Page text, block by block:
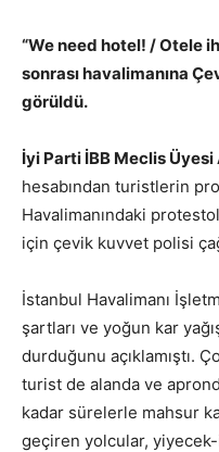
“We need hotel! / Otele
sonrası havalimanına
görüldü.
İyi Parti İBB Meclis Üyesi
hesabından turistlerin
Havalimanındaki
için çevik kuvvet polisi
İstanbul Havalimanı
şartları ve yoğun kar
durduğunu açıklamıştı.
turist de alanda ve
kadar sürelerle mahsur
geçiren yolcular, yiyecek-